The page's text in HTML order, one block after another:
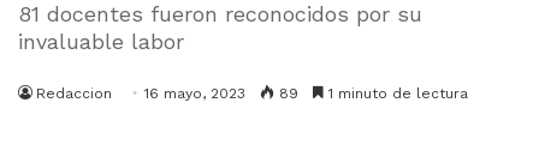
81 docentes fueron reconocidos por su
invaluable labor
Redaccion 16 mayo, 2023 89 1 minuto de lectura